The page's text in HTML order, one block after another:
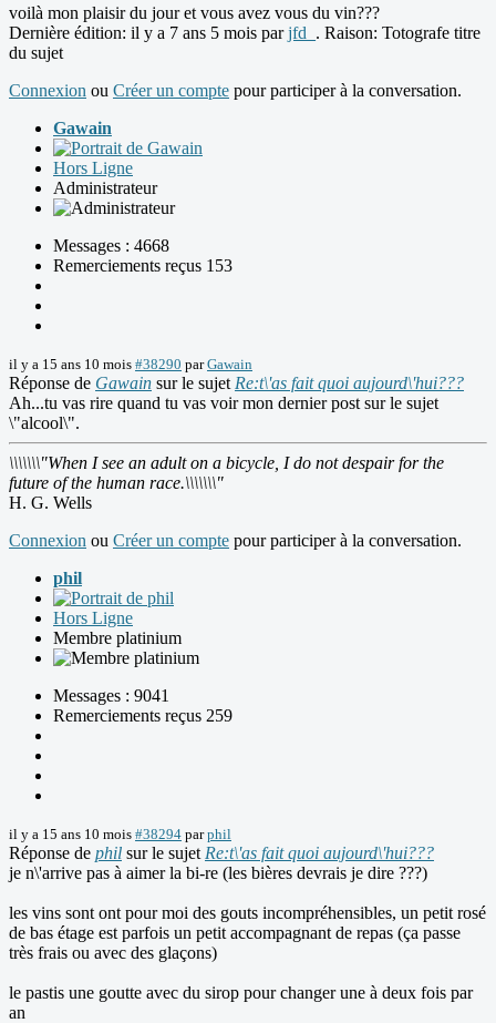
voilà mon plaisir du jour et vous avez vous du vin???
Dernière édition: il y a 7 ans 5 mois parjfd_ . Raison: Totografe titre
du sujet
Connexion ou Créer un compte pour participer à la conversation.
Gawain
Hors Ligne
Administrateur
Messages : 4668
Remerciements reçus 153
il y a 15 ans 10 mois #38290 parGawain
Réponse de Gawain sur le sujet Re:t\'as fait quoi aujourd\'hui???
Ah...tu vas rire quand tu vas voir mon dernier post sur le sujet
\"alcool\".
\\\\\\\"When I see an adult on a bicycle, I do not despair for the
future of the human race.\\\\\\\"
H. G. Wells
Connexion ou Créer un compte pour participer à la conversation.
phil
Hors Ligne
Membre platinium
Messages : 9041
Remerciements reçus 259
il y a 15 ans 10 mois #38294 parphil
Réponse de phil sur le sujet Re:t\'as fait quoi aujourd\'hui???
je n\'arrive pas à aimer la bi-re (les bières devrais je dire ???)
les vins sont ont pour moi des gouts incompréhensibles, un petit rosé
de bas étage est parfois un petit accompagnant de repas (ça passe
très frais ou avec des glaçons)
le pastis une goutte avec du sirop pour changer une à deux fois par
an